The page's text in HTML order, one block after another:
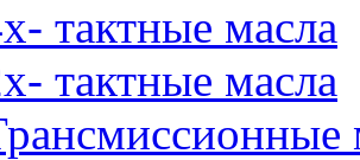
тактные масла
тактные масла